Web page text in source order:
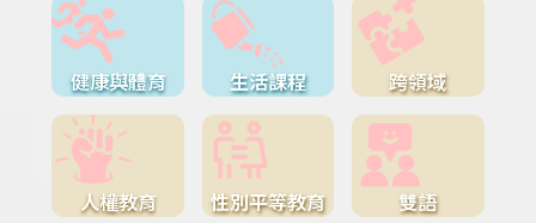
健康與體育 生活課程 跨領域
人權教育 性別平等教育 雙語